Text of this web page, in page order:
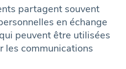
partagent souvent
en échange
peuvent être utilisées
les communications